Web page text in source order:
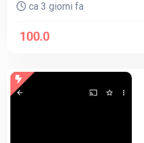
ca 3 giorni fa
100.0